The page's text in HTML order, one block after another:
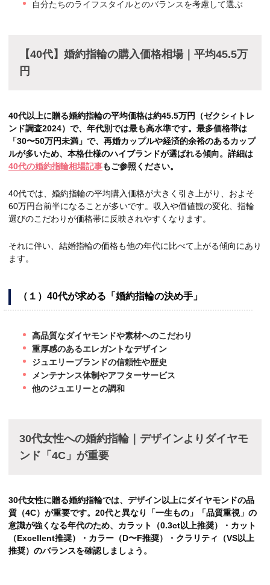
自分たちのライフスタイルとのバランスを考慮して選ぶ
【40代】婚約指輪の購入価格相場｜平均45.5万
円
40代以上に贈る婚約指輪の平均価格は約45.5万円（ゼクシィトレ
ンド調査2024）で、年代別では最も高水準です。最多価格帯は
「30〜50万円未満」で、再婚カップルや経済的余裕のあるカップ
ルが多いため、本格仕様のハイブランドが選ばれる傾向。詳細は
40代の婚約指輪相場記事もご参照ください。
40代では、婚約指輪の平均購入価格が大きく引き上がり、およそ
60万円台前半になることが多いです。収入や価値観の変化、指輪
選びのこだわりが価格帯に反映されやすくなります。
それに伴い、結婚指輪の価格も他の年代に比べて上がる傾向にあり
ます。
（１）40代が求める「婚約指輪の決め手」
高品質なダイヤモンドや素材へのこだわり
重厚感のあるエレガントなデザイン
ジュエリーブランドの信頼性や歴史
メンテナンス体制やアフターサービス
他のジュエリーとの調和
30代女性への婚約指輪｜デザインよりダイヤモ
ンド「4C」が重要
30代女性に贈る婚約指輪では、デザイン以上にダイヤモンドの品
質（4C）が重要です。20代と異なり「一生もの」「品質重視」の
意識が強くなる年代のため、カラット（0.3ct以上推奨）・カット
（Excellent推奨）・カラー（D〜F推奨）・クラリティ（VS以上
推奨）のバランスを確認しましょう。